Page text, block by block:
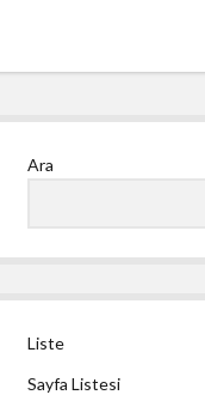
Ara
Liste
Sayfa Listesi